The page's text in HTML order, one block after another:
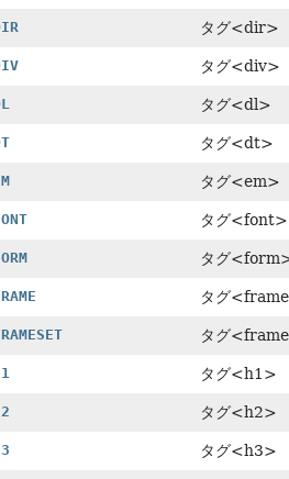
タグ<dir>
タグ<div>
タグ<dl>
タグ<dt>
タグ<em>
タグ<font>
タグ
タグ
タグ
タグ<h1>
タグ<h2>
タグ<h3>